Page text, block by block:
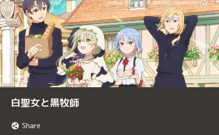
白聖女と黒牧師
Share